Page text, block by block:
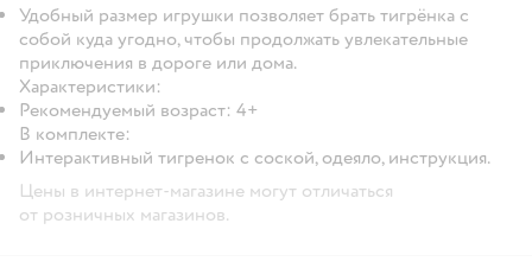
Удобный размер игрушки позволяет брать тигрёнка с
собой куда угодно, чтобы продолжать увлекательные
приключения в дороге или дома.
Характеристики:
Рекомендуемый возраст: 4+
В комплекте:
Интерактивный тигренок с соской, одеяло, инструкция.
Цены в интернет-магазине могут отличаться
от розничных магазинов.